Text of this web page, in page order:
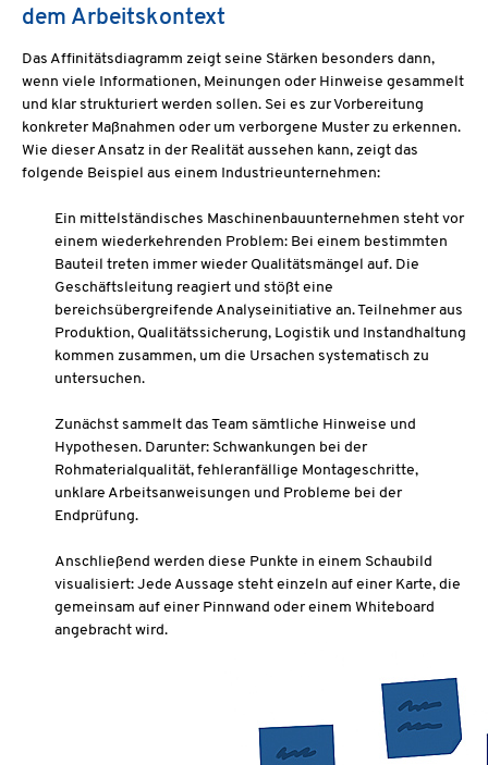
dem Arbeitskontext
Das Affinitätsdiagramm zeigt seine Stärken besonders dann,
wenn viele Informationen, Meinungen oder Hinweise gesammelt
und klar strukturiert werden sollen. Sei es zur Vorbereitung
konkreter Maßnahmen oder um verborgene Muster zu erkennen.
Wie dieser Ansatz in der Realität aussehen kann, zeigt das
folgende Beispiel aus einem Industrieunternehmen:
Ein mittelständisches Maschinenbauunternehmen steht vor
einem wiederkehrenden Problem: Bei einem bestimmten
Bauteil treten immer wieder Qualitätsmängel auf. Die
Geschäftsleitung reagiert und stößt eine
bereichsübergreifende Analyseinitiative an. Teilnehmer aus
Produktion, Qualitätssicherung, Logistik und Instandhaltung
kommen zusammen, um die Ursachen systematisch zu
untersuchen.
Zunächst sammelt das Team sämtliche Hinweise und
Hypothesen. Darunter: Schwankungen bei der
Rohmaterialqualität, fehleranfällige Montageschritte,
unklare Arbeitsanweisungen und Probleme bei der
Endprüfung.
Anschließend werden diese Punkte in einem Schaubild
visualisiert: Jede Aussage steht einzeln auf einer Karte, die
gemeinsam auf einer Pinnwand oder einem Whiteboard
angebracht wird.